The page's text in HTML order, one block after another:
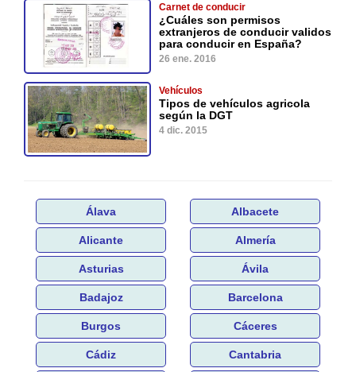
Carnet de conducir
¿Cuáles son permisos
extranjeros de conducir validos
para conducir en España?
26 ene. 2016
Vehículos
Tipos de vehículos agricola
según la DGT
4 dic. 2015
Álava Albacete
Alicante Almería
Asturias Ávila
Badajoz Barcelona
Burgos Cáceres
Cádiz Cantabria